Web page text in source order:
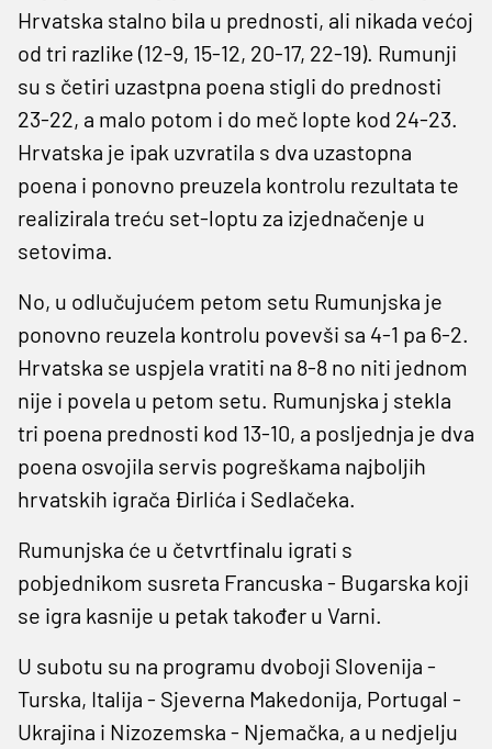
Hrvatska stalno bila u prednosti, ali nikada većoj
od tri razlike (12-9, 15-12, 20-17, 22-19). Rumunji
su s četiri uzastpna poena stigli do prednosti
23-22, a malo potom i do meč lopte kod 24-23.
Hrvatska je ipak uzvratila s dva uzastopna
poena i ponovno preuzela kontrolu rezultata te
realizirala treću set-loptu za izjednačenje u
setovima.
No, u odlučujućem petom setu Rumunjska je
ponovno reuzela kontrolu povevši sa 4-1 pa 6-2.
Hrvatska se uspjela vratiti na 8-8 no niti jednom
nije i povela u petom setu. Rumunjska j stekla
tri poena prednosti kod 13-10, a posljednja je dva
poena osvojila servis pogreškama najboljih
hrvatskih igrača Đirlića i Sedlačeka.
Rumunjska će u četvrtfinalu igrati s
pobjednikom susreta Francuska - Bugarska koji
se igra kasnije u petak također u Varni.
U subotu su na programu dvoboji Slovenija -
Turska, Italija - Sjeverna Makedonija, Portugal -
Ukrajina i Nizozemska - Njemačka, a u nedjelju